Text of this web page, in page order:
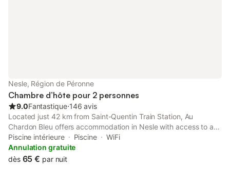
Nesle, Région de Péronne
Chambre d’hôte pour 2 personnes
9.0Fantastique⋅146 avis
Located just 42 km from Saint-Quentin Train Station, Au
Chardon Bleu offers accommodation in Nesle with access to a
garden, barbecue facilities, as well as a shared kitchen.
Piscine intérieure Piscine
WiFi
Annulation gratuite
dès 65 € par nuit